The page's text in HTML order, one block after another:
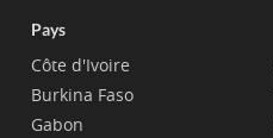
Pays
Côte d'Ivoire
Burkina Faso
Gabon